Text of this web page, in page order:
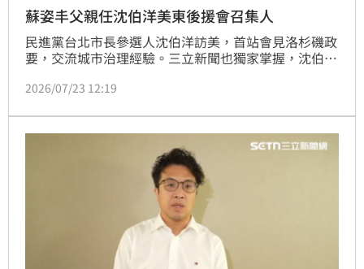
蘇姿丰父親任沈伯洋美東後援會召集人
民進黨台北市長參選人沈伯洋訪美，首站會見洛杉磯政
要，交流城市治理經驗。三立新聞也獨家掌握，沈伯洋
政要，再成立美東後援會，由蘇姿丰爸爸蘇春槐，擔任
全代會的蘇春槐，在回美國之前，也接受三立新聞採
訪，透露全力支持沈伯洋。
2026/07/23 12:19